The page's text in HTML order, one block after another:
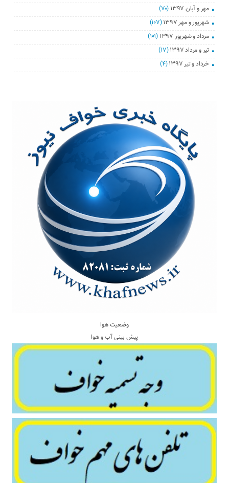
مهر و آبان ۱۳۹۷
(۷۰)
شهریور و مهر ۱۳۹۷
(۱۰۷)
مرداد و شهریور ۱۳۹۷
(۱۰۱)
تیر و مرداد ۱۳۹۷
(۱۷)
خرداد و تیر ۱۳۹۷
(۴)
وضعیت هوا
پیش بینی آب و هوا